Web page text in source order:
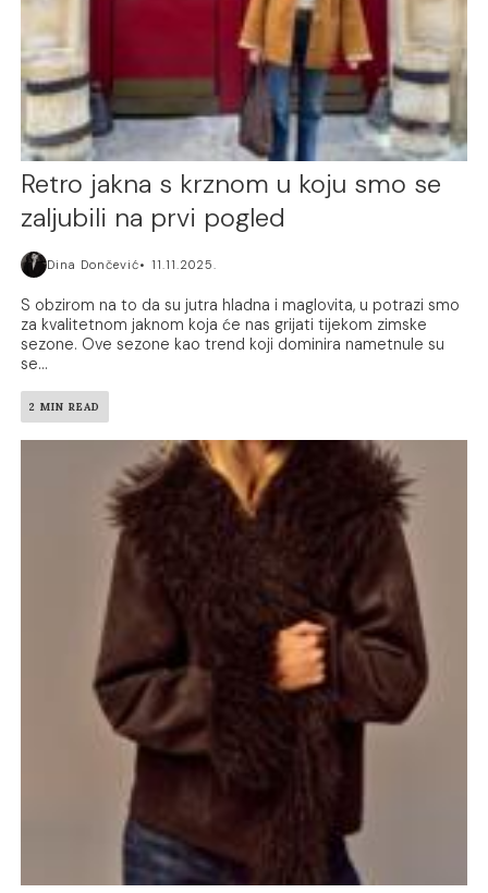
Retro jakna s krznom u koju smo se
zaljubili na prvi pogled
Dina Dončević 11.11.2025.
S obzirom na to da su jutra hladna i maglovita, u potrazi smo
za kvalitetnom jaknom koja će nas grijati tijekom zimske
sezone. Ove sezone kao trend koji dominira nametnule su
se...
2 MIN READ